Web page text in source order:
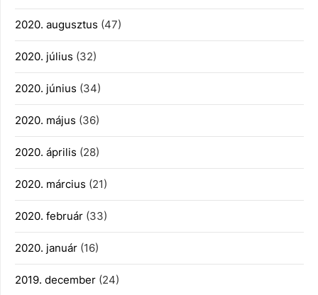
2020. augusztus (47)
2020. július (32)
2020. június (34)
2020. május (36)
2020. április (28)
2020. március (21)
2020. február (33)
2020. január (16)
2019. december (24)